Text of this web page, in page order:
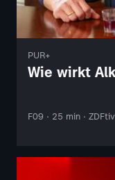
PUR+
Wie wirkt
F09 · 25 min ·